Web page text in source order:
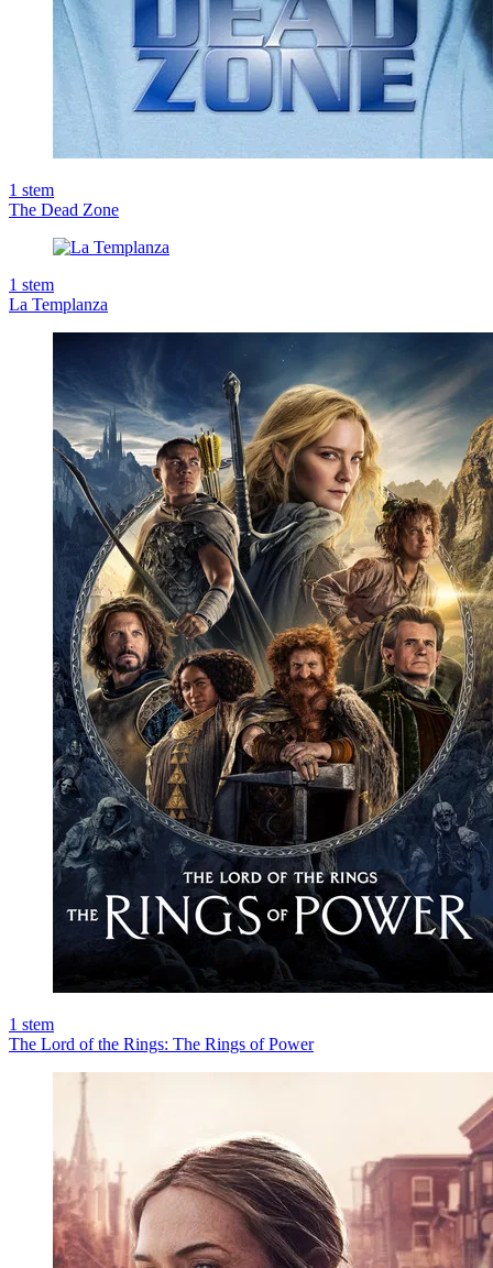
1 stem
The Dead Zone
1 stem
La Templanza
1 stem
The Lord of the Rings: The Rings of Power